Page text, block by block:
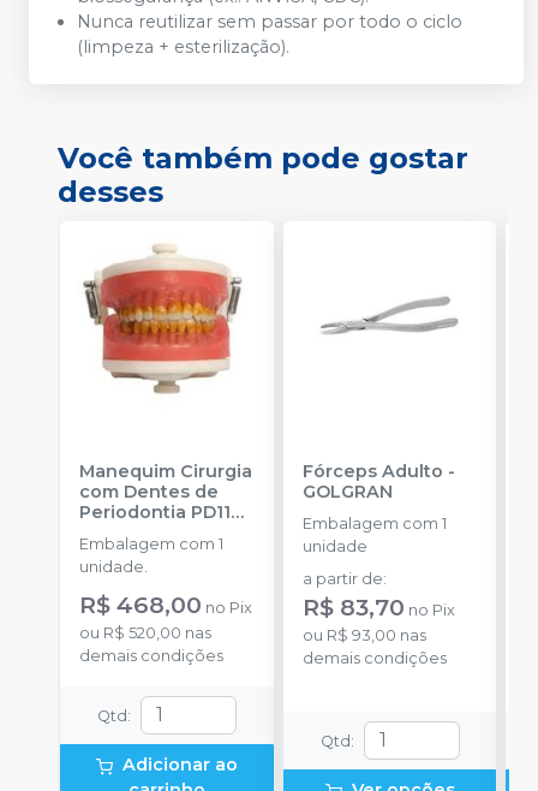
Nunca reutilizar sem passar por todo o ciclo
(limpeza + esterilização).
Você também pode gostar
desses
Manequim Cirurgia
com Dentes de
Periodontia PD110
PRONEW
Embalagem com 1
unidade.
R$ 468,00 no Pix
ou R$ 520,00 nas
demais condições
Qtd :
Adicionar ao
Fórceps Adulto -
GOLGRAN
Embalagem com 1
unidade
a partir de:
R$ 83,70 no Pix
ou R$ 93,00 nas
demais condições
Qtd :